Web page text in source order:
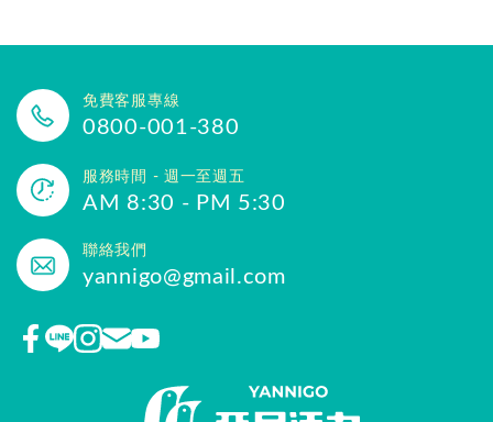
免費客服專線
0800-001-380
服務時間 - 週一至週五
AM 8:30 - PM 5:30
聯絡我們
yannigo@gmail.com